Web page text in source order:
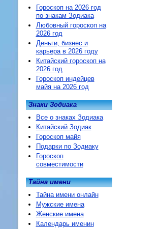
Гороскоп на 2026 год
по знакам Зодиака
Любовный гороскоп на
2026 год
Деньги, бизнес и
карьера в 2026 году
Китайский гороскоп на
2026 год
Гороскоп индейцев
майя на 2026 год
Знаки Зодиака
Все о знаках Зодиака
Китайский Зодиак
Гороскоп майя
Подарки по Зодиаку
Гороскоп
совместимости
Тайна имени
Тайна имени онлайн
Мужские имена
Женские имена
Календарь именин